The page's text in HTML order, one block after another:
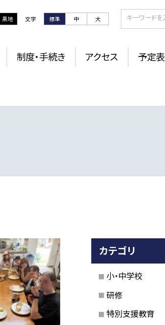
黒地 文字 標準 中 大
制度・手続き アクセス 予定表
カテゴリ
小・中学校
研修
特別支援教育